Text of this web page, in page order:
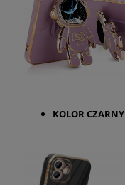
KOLORCZARNY